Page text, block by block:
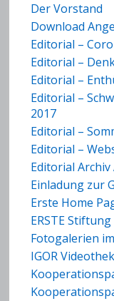
Der Vorstand
Download
Editorial –
Editorial –
Editorial –
Editorial –
2017
Editorial –
Editorial –
Editorial Archiv
Einladung zur
Erste Home
ERSTE
Fotogalerien
IGOR Videothek